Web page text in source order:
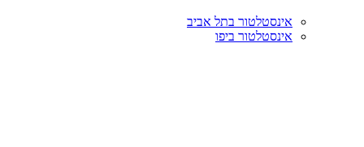
אינסטלטור בתל אביב
אינסטלטור ביפו